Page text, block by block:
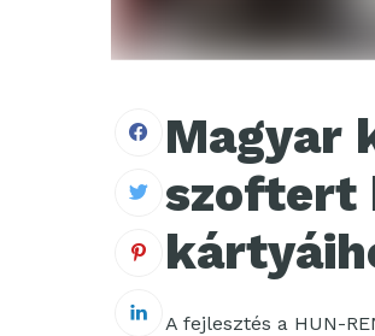
Magyar
szoftert
A fejlesztés a HUN-